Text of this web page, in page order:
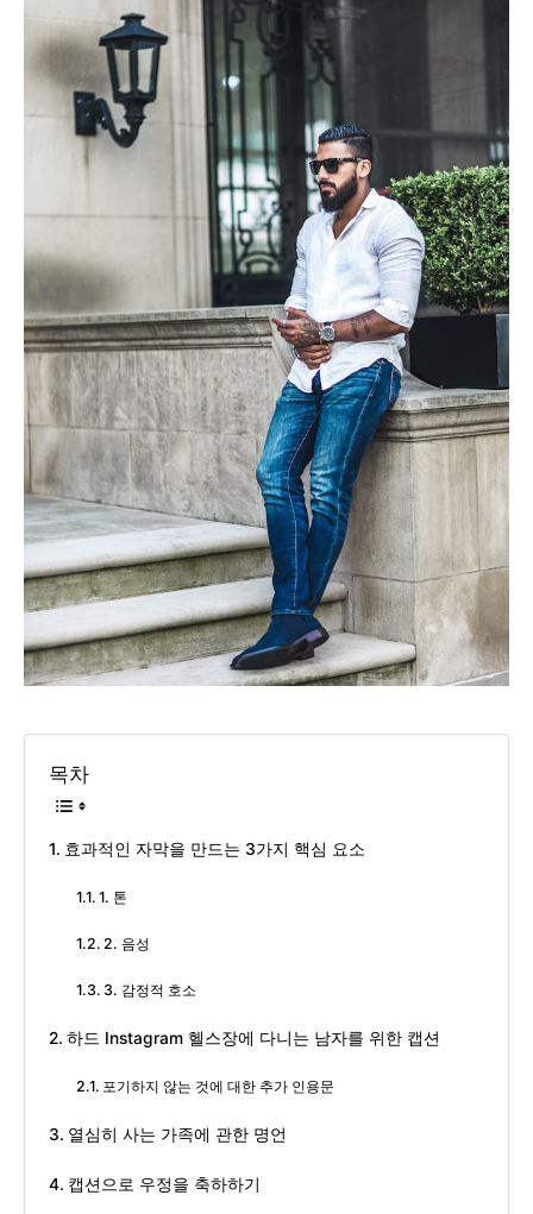
목차
효과적인 자막을 만드는 3가지 핵심 요소
1. 톤
2. 음성
3. 감정적 호소
하드 Instagram 헬스장에 다니는 남자를 위한 캡션
포기하지 않는 것에 대한 추가 인용문
열심히 사는 가족에 관한 명언
캡션으로 우정을 축하하기